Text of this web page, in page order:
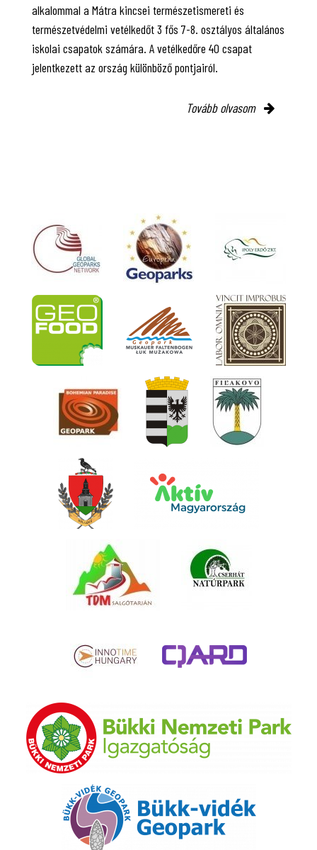
alkalommal a Mátra kincsei természetismereti és
természetvédelmi vetélkedőt 3 fős 7-8. osztályos általános
iskolai csapatok számára. A vetélkedőre 40 csapat
jelentkezett az ország különböző pontjairól.
Tovább olvasom